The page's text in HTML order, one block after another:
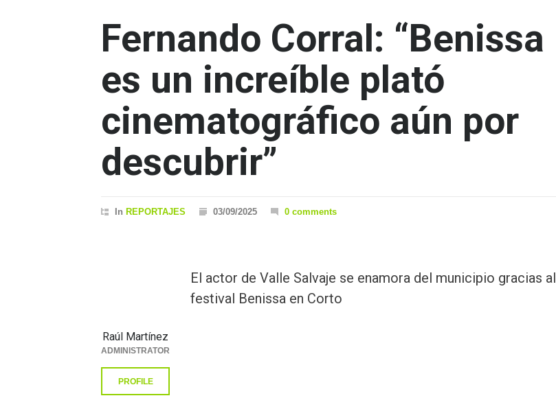
Fernando Corral: “Benissa
es un increíble plató
cinematográfico aún por
descubrir”
In REPORTAJES 03/09/2025 0 comments
El actor de Valle Salvaje se enamora del municipio gracias al
festival Benissa en Corto
Raúl Martínez
ADMINISTRATOR
PROFILE